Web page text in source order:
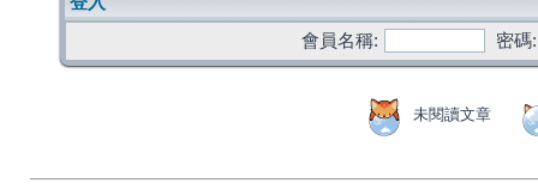
會員名稱:
密碼:
未閱讀文章